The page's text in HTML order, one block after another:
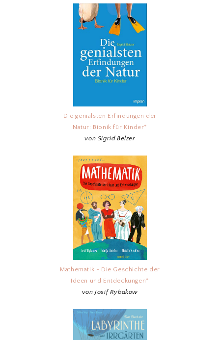
Die genialsten Erfindungen der
Natur: Bionik für Kinder*
von Sigrid Belzer
Mathematik - Die Geschichte der
Ideen und Entdeckungen*
von Josif Rybakow